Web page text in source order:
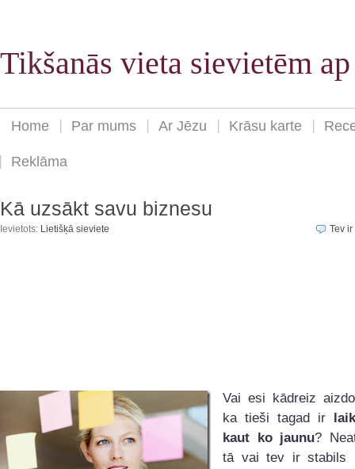
Tikšanās vieta sievietēm
Home Par mums Ar Jēzu Krāsu karte
Reklāma
Kā uzsākt savu biznesu
Ievietots: Lietišķā sieviete Tev ir
Vai esi kādreiz
ka tieši tagad ir
kaut ko jaunu?
tā vai tev ir stabils